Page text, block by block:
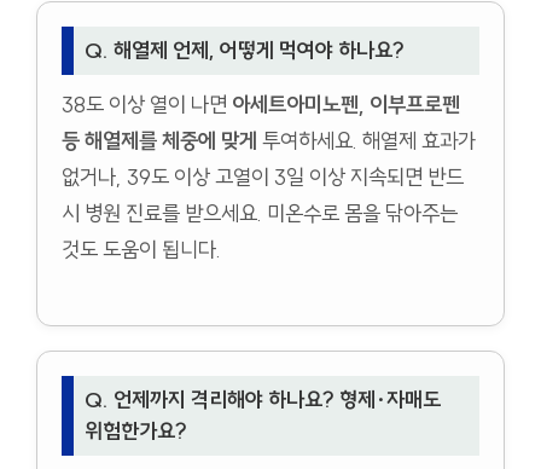
Q. 해열제 언제, 어떻게 먹여야 하나요?
38도 이상 열이 나면 아세트아미노펜, 이부프로펜
등 해열제를 체중에 맞게 투여하세요. 해열제 효과가
없거나, 39도 이상 고열이 3일 이상 지속되면 반드
시 병원 진료를 받으세요. 미온수로 몸을 닦아주는
것도 도움이 됩니다.
Q. 언제까지 격리해야 하나요? 형제·자매도
위험한가요?